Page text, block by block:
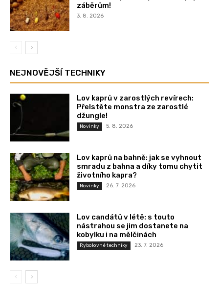
záběrům!
3. 8. 2026
NEJNOVĚJŠÍ TECHNIKY
Lov kaprů v zarostlých revírech:
Přelstěte monstra ze zarostlé
džungle!
Novinky 5. 8. 2026
Lov kaprů na bahně: jak se vyhnout
smradu z bahna a díky tomu chytit
životního kapra?
Novinky 26. 7. 2026
Lov candátů v létě: s touto
nástrahou se jim dostanete na
kobylku i na mělčinách
Rybolovné techniky 23. 7. 2026